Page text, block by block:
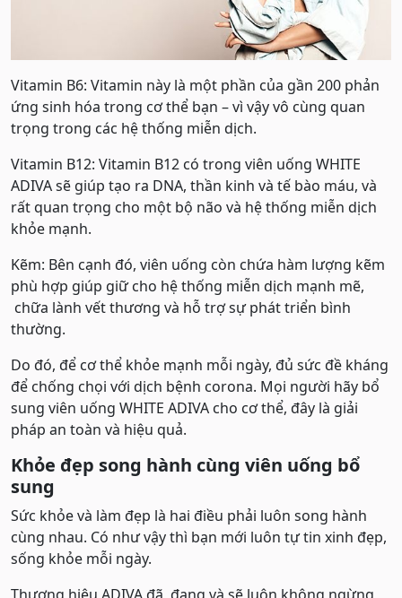
Vitamin B6: Vitamin này là một phần của gần 200 phản
ứng sinh hóa trong cơ thể bạn – vì vậy vô cùng quan
trọng trong các hệ thống miễn dịch.
Vitamin B12: Vitamin B12 có trong viên uống WHITE
ADIVA sẽ giúp tạo ra DNA, thần kinh và tế bào máu, và
rất quan trọng cho một bộ não và hệ thống miễn dịch
khỏe mạnh.
Kẽm: Bên cạnh đó, viên uống còn chứa hàm lượng kẽm
phù hợp giúp giữ cho hệ thống miễn dịch mạnh mẽ,
chữa lành vết thương và hỗ trợ sự phát triển bình
thường.
Do đó, để cơ thể khỏe mạnh mỗi ngày, đủ sức đề kháng
để chống chọi với dịch bệnh corona. Mọi người hãy bổ
sung viên uống WHITE ADIVA cho cơ thể, đây là giải
pháp an toàn và hiệu quả.
Khỏe đẹp song hành cùng viên uống bổ
sung
Sức khỏe và làm đẹp là hai điều phải luôn song hành
cùng nhau. Có như vậy thì bạn mới luôn tự tin xinh đẹp,
sống khỏe mỗi ngày.